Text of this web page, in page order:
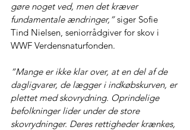
gøre noget ved, men det kræver
fundamentale ændringer,” siger Sofie
Tind Nielsen, seniorrådgiver for skov i
WWF Verdensnaturfonden.
”Mange er ikke klar over, at en del af de
dagligvarer, de lægger i indkøbskurven, er
plettet med skovrydning. Oprindelige
befolkninger lider under de store
skovrydninger. Deres rettigheder krænkes,